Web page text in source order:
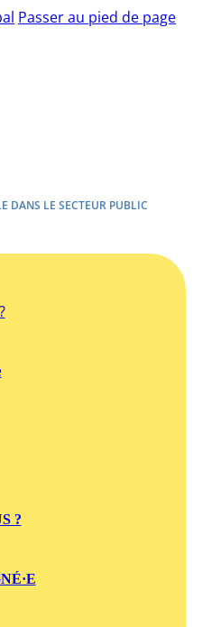
Passer au pied de page
DANS LE SECTEUR PUBLIC
?